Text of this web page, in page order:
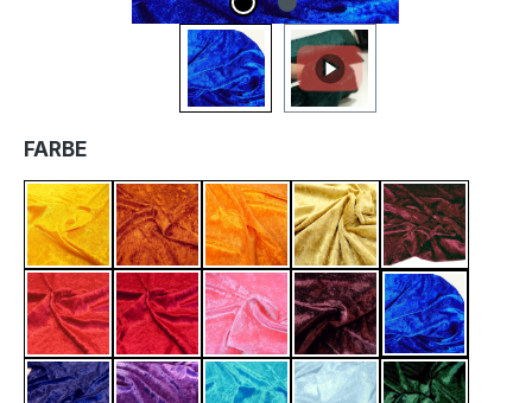
FARBEAUSWÄHLEN
Sonnen GelbTerracottaOrange Gold OckerBordeaux
Rot Dunkel RotHell Pink BrombeereBlau